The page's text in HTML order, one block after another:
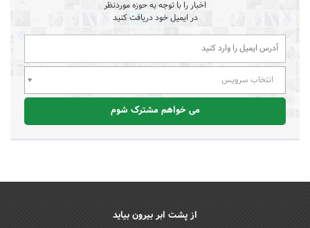
اخبار را با توجه به حوزه موردنظر
در ایمیل خود دریافت کنید
انتخاب سرویس
می خواهم مشترک شوم
از پشت ابر بیرون بیاید